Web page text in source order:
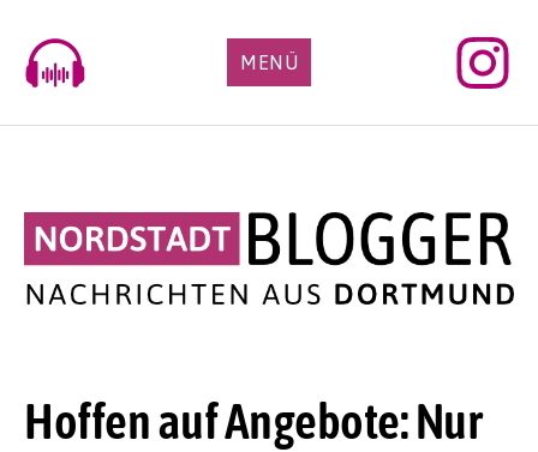
content
MENÜ
Hoffen auf Angebote: Nur